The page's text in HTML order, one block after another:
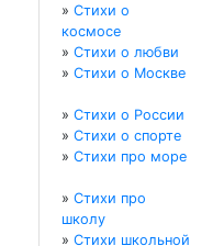
» Стихи о
космосе
» Стихи о любви
» Стихи о Москве
» Стихи о России
» Стихи о спорте
» Стихи про море
» Стихи про
школу
» Стихи школьной